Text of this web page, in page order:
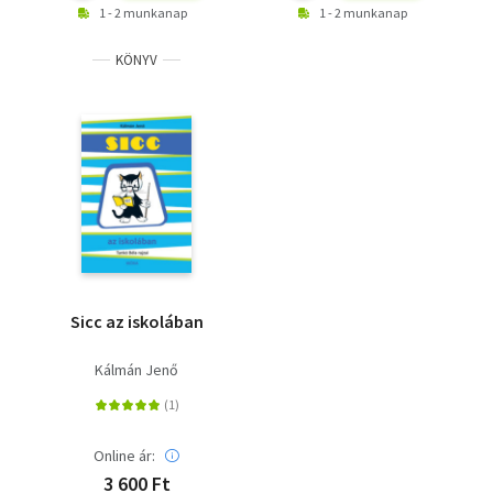
1 - 2 munkanap 1 - 2 munkanap
KÖNYV
Sicc az iskolában
Kálmán Jenő
Online ár:
3 600 Ft